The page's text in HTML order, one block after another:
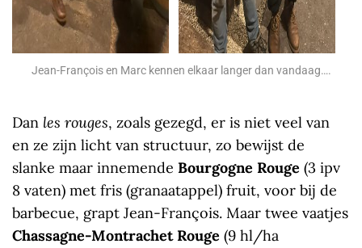
Jean-François en Marc kennen elkaar langer dan vandaag….
Dan les rouges, zoals gezegd, er is niet veel van
en ze zijn licht van structuur, zo bewijst de
slanke maar innemende Bourgogne Rouge (3 ipv
8 vaten) met fris (granaatappel) fruit, voor bij de
barbecue, grapt Jean-François. Maar twee vaatjes
Chassagne-Montrachet Rouge (9 hl/ha